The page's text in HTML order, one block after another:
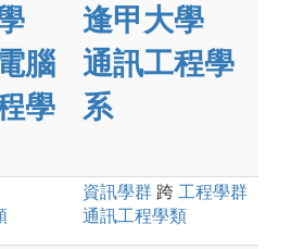
腦
學
逢甲大學
通訊工程學
系
資訊學群 跨 工程學群
通訊工程學類